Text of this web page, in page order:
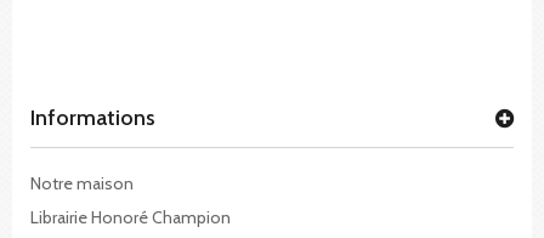
Informations
Notre maison
Librairie Honoré Champion